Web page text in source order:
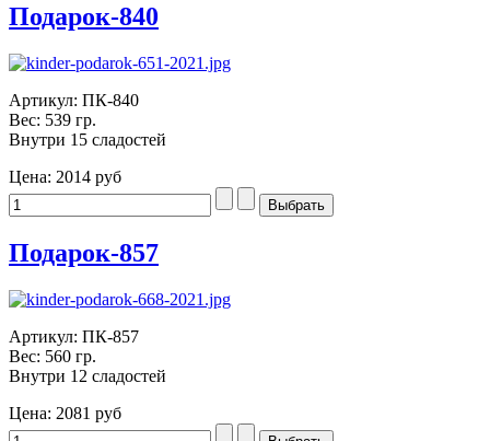
Подарок-840
Артикул: ПК-840
Вес: 539 гр.
Внутри 15 сладостей
Цена: 2014 руб
Подарок-857
Артикул: ПК-857
Вес: 560 гр.
Внутри 12 сладостей
Цена: 2081 руб